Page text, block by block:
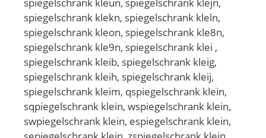
spiegelschrank klekn, spiegelschrank kleln,
spiegelschrank kleon, spiegelschrank kle8n,
spiegelschrank kle9n, spiegelschrank klei ,
spiegelschrank kleib, spiegelschrank kleig,
spiegelschrank kleih, spiegelschrank kleij,
spiegelschrank kleim, qspiegelschrank klein,
sqpiegelschrank klein, wspiegelschrank klein,
swpiegelschrank klein, espiegelschrank klein,